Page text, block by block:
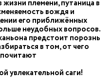
племени, путаница в
вождя и
его приближённых
неудобных вопросов.
предстоит порознь
в том, от чего
увлекательной саги!